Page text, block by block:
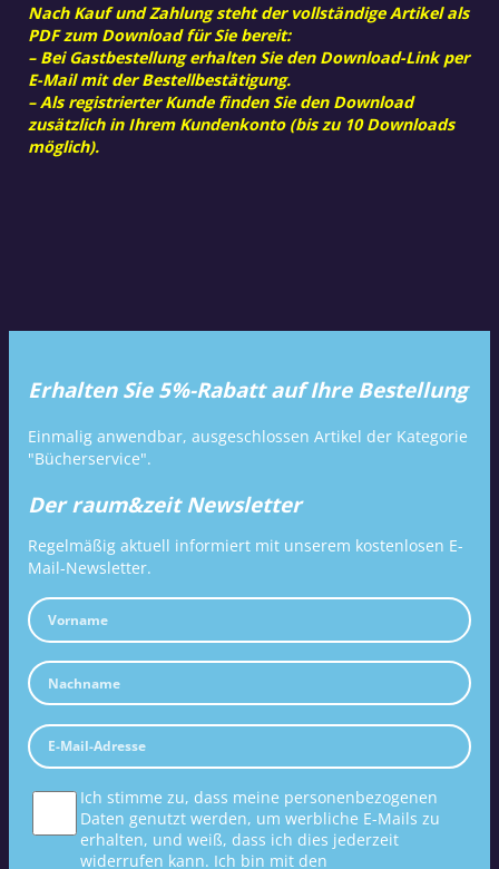
Nach Kauf und Zahlung steht der vollständige Artikel als
PDF zum Download für Sie bereit:
– Bei Gastbestellung erhalten Sie den Download-Link per
E-Mail mit der Bestellbestätigung.
– Als registrierter Kunde finden Sie den Download
zusätzlich in Ihrem Kundenkonto (bis zu 10 Downloads
möglich).
Erhalten Sie 5%-Rabatt auf Ihre Bestellung
Einmalig anwendbar, ausgeschlossen Artikel der Kategorie
"Bücherservice".
Der raum&zeit Newsletter
Regelmäßig aktuell informiert mit unserem kostenlosen E-
Mail-Newsletter.
Ich stimme zu, dass meine personenbezogenen
Daten genutzt werden, um werbliche E-Mails zu
erhalten, und weiß, dass ich dies jederzeit
widerrufen kann. Ich bin mit den